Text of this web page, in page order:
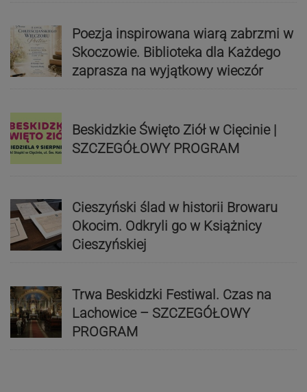
Poezja inspirowana wiarą zabrzmi w
Skoczowie. Biblioteka dla Każdego
zaprasza na wyjątkowy wieczór
Beskidzkie Święto Ziół w Cięcinie |
SZCZEGÓŁOWY PROGRAM
Cieszyński ślad w historii Browaru
Okocim. Odkryli go w Książnicy
Cieszyńskiej
Trwa Beskidzki Festiwal. Czas na
Lachowice – SZCZEGÓŁOWY
PROGRAM